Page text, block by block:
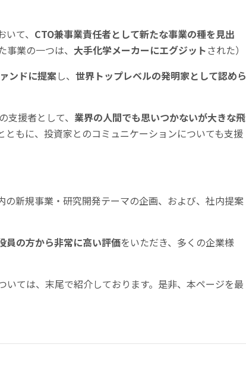
て、 CTO兼事業責任者として新たな事業の種を見出
業の一つは、 大手化学メーカーにエグジットされた）
ンドに提案し、 世界トップレベルの発明家として認めら
支援者として、 業界の人間でも思いつかないが大きな飛
ともに、投資家とのコミュニケーションについても支援
新規事業・研究開発テーマの企画、および、社内提案
員の方から非常に高い評価をいただき、多くの企業様
いては、末尾で紹介しております。是非、本ページを最